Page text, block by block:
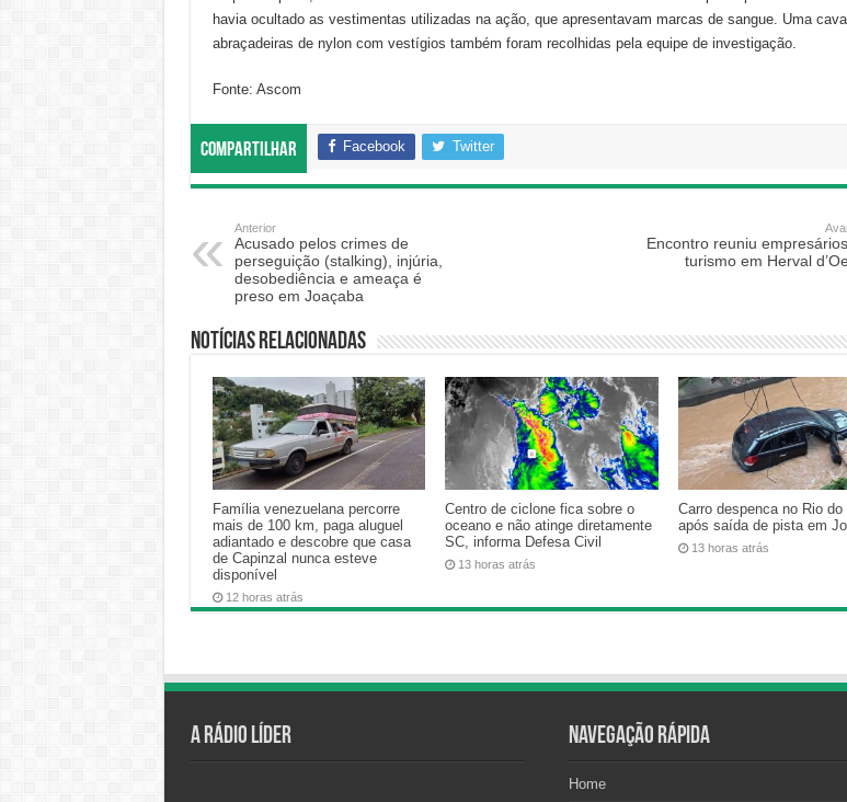
havia ocultado as vestimentas utilizadas na ação, que apresentavam marcas de sangue. Uma
abraçadeiras de nylon com vestígios também foram recolhidas pela equipe de investigação.
Fonte: Ascom
Compartilhar Facebook Twitter
Anterior
Acusado pelos crimes de
perseguição (stalking), injúria,
desobediência e ameaça é
preso em Joaçaba
Encontro reuniu
turismo em Herval
Notícias relacionadas
Família venezuelana percorre
mais de 100 km, paga aluguel
adiantado e descobre que casa
de Capinzal nunca esteve
disponível
12 horas atrás
Centro de ciclone fica sobre o
oceano e não atinge diretamente
SC, informa Defesa Civil
13 horas atrás
Carro despenca no Rio do
após saída de pista em
13 horas atrás
A Rádio Líder Navegação Rápida
Home